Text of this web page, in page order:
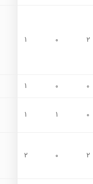
2
0
1
0
0
1
0
1
1
2
0
2